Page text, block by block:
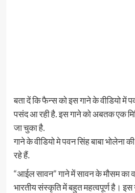
बता दें कि फैन्स को इस गाने के वीडियो में
पसंद आ रही है. इस गाने को अबतक एक
जा चुका है.
गाने के वीडियो मे पवन सिंह बाबा भोलेना
रहे हैं.
“आईल सावन” गाने में सावन के मौसम का
भारतीय संस्कृति में बहुत महत्वपूर्ण है।